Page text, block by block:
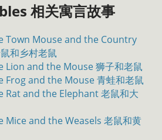
相关寓言故事
Town Mouse and the Country
和乡村老鼠
Lion and the Mouse 狮子和老鼠
Frog and the Mouse 青蛙和老鼠
Rat and the Elephant 老鼠和大
Mice and the Weasels 老鼠和黄